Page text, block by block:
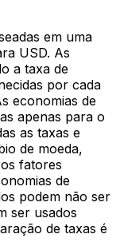
em uma
USD. As
a taxa de
por cada
economias de
apenas para o
as taxas e
de moeda,
fatores
de
podem não ser
ser usados
de taxas é